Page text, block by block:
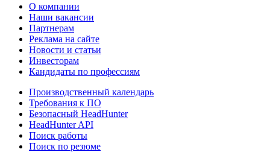
О компании
Наши вакансии
Партнерам
Реклама на сайте
Новости и статьи
Инвесторам
Кандидаты по профессиям
Производственный календарь
Требования к ПО
Безопасный HeadHunter
HeadHunter API
Поиск работы
Поиск по резюме